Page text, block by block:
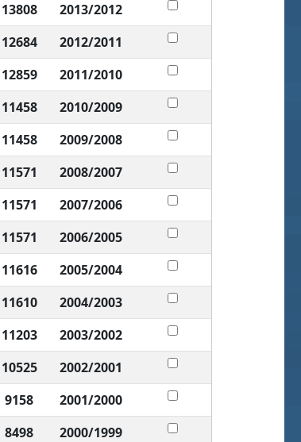
2013/2012
13808
2012/2011
12684
2011/2010
12859
2010/2009
11458
2009/2008
11458
2008/2007
11571
2007/2006
11571
2006/2005
11571
2005/2004
11616
2004/2003
11610
2003/2002
11203
2002/2001
10525
2001/2000
9158
2000/1999
8498